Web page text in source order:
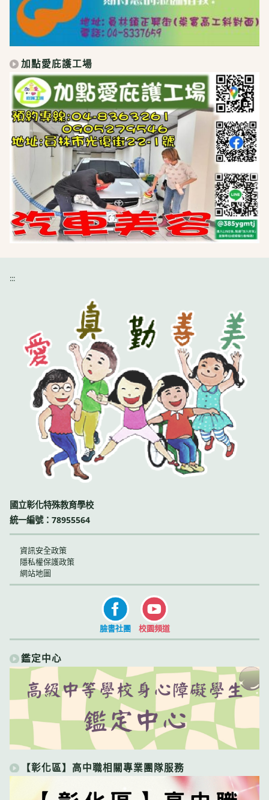
加點愛庇護工場
:::
國立彰化特殊教育學校
統一編號：78955564
資訊安全政策
隱私權保護政策
網站地圖
臉書社團 校園頻道
鑑定中心
【彰化區】高中職相關專業團隊服務